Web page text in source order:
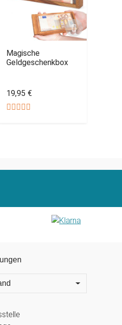
Magische
Geldgeschenkbox
19,95 €